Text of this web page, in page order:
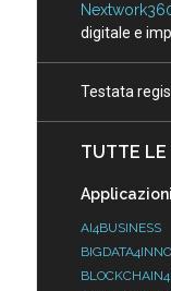
digitale e
Testata
TUTTE LE
AI4BUSINESS